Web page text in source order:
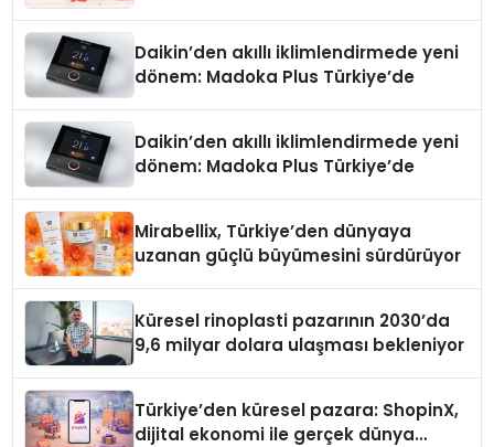
Daikin’den akıllı iklimlendirmede yeni
dönem: Madoka Plus Türkiye’de
Daikin’den akıllı iklimlendirmede yeni
dönem: Madoka Plus Türkiye’de
Mirabellix, Türkiye’den dünyaya
uzanan güçlü büyümesini sürdürüyor
Küresel rinoplasti pazarının 2030’da
9,6 milyar dolara ulaşması bekleniyor
Türkiye’den küresel pazara: ShopinX,
dijital ekonomi ile gerçek dünya